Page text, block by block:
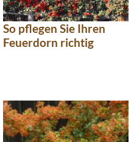
So pflegen Sie Ihren
Feuerdorn richtig